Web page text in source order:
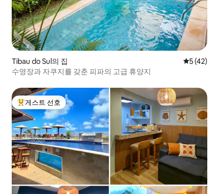
Tibau do Sul의 집 평점 5점
5 (42)
수영장과 자쿠지를 갖춘 피파의 고급 휴양지
상위 게스트 선호
게스트 선호